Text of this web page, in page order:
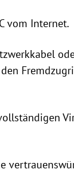
vom Internet.